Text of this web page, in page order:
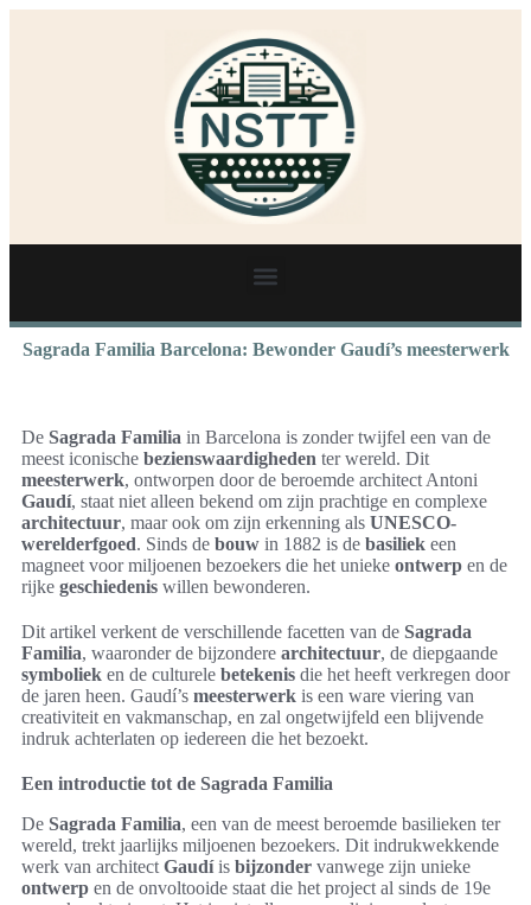
Sagrada Familia Barcelona: Bewonder Gaudí’s meesterwerk
De Sagrada Familia in Barcelona is zonder twijfel een van de
meest iconische bezienswaardigheden ter wereld. Dit
meesterwerk, ontworpen door de beroemde architect Antoni
Gaudí, staat niet alleen bekend om zijn prachtige en complexe
architectuur, maar ook om zijn erkenning als UNESCO-
werelderfgoed. Sinds de bouw in 1882 is de basiliek een
magneet voor miljoenen bezoekers die het unieke ontwerp en de
rijke geschiedenis willen bewonderen.
Dit artikel verkent de verschillende facetten van de Sagrada
Familia, waaronder de bijzondere architectuur, de diepgaande
symboliek en de culturele betekenis die het heeft verkregen door
de jaren heen. Gaudí’s meesterwerk is een ware viering van
creativiteit en vakmanschap, en zal ongetwijfeld een blijvende
indruk achterlaten op iedereen die het bezoekt.
Een introductie tot de Sagrada Familia
De Sagrada Familia, een van de meest beroemde basilieken ter
wereld, trekt jaarlijks miljoenen bezoekers. Dit indrukwekkende
werk van architect Gaudíis bijzonder vanwege zijn unieke
ontwerp en de onvoltooide staat die het project al sinds de 19e